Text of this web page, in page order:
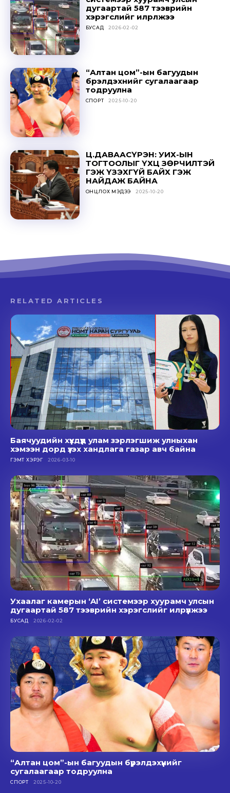
дугаартай 587 тээврийн
хэрэгслийг илрүүлжээ
БУСАД 2026-02-02
“Алтан цом”-ын багуудын
бүрэлдэхүүнийг сугалаагаар
тодруулна
СПОРТ 2025-10-20
Ц.ДАВААСҮРЭН: УИХ-ЫН
ТОГТООЛЫГ ҮХЦ ЗӨРЧИЛТЭЙ
ГЭЖ ҮЗЭХГҮЙ БАЙХ ГЭЖ
НАЙДАЖ БАЙНА
ОНЦЛОХ МЭДЭЭ 2025-10-20
RELATED ARTICLES
Баячуудийн хүүхдүүд улам зэрлэгшиж улныхан
хэмээн дорд үзэх хандлага газар авч байна
ГЭМТ ХЭРЭГ 2026-03-10
Ухаалаг камерын ‘AI’ системээр хуурамч улсын
дугаартай 587 тээврийн хэрэгслийг илрүүлжээ
БУСАД 2026-02-02
“Алтан цом”-ын багуудын бүрэлдэхүүнийг
сугалаагаар тодруулна
СПОРТ 2025-10-20